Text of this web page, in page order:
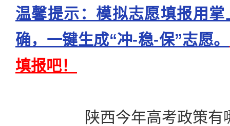
温馨提示：模拟志愿填报用
确，一键生成“冲-稳-保”志愿。
填报吧！
陕西今年高考政策有